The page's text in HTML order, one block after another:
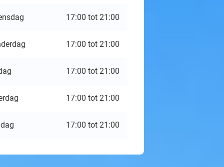
17:00 tot 21:00
17:00 tot 21:00
17:00 tot 21:00
17:00 tot 21:00
17:00 tot 21:00